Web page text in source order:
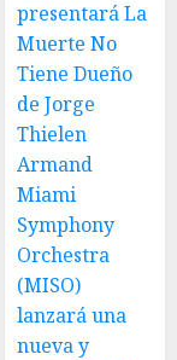
presentará La
Muerte No
Tiene Dueño
de Jorge
Thielen
Armand
Miami
Symphony
Orchestra
(MISO)
lanzará una
nueva y